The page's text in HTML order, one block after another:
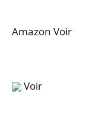
Amazon Voir
Voir